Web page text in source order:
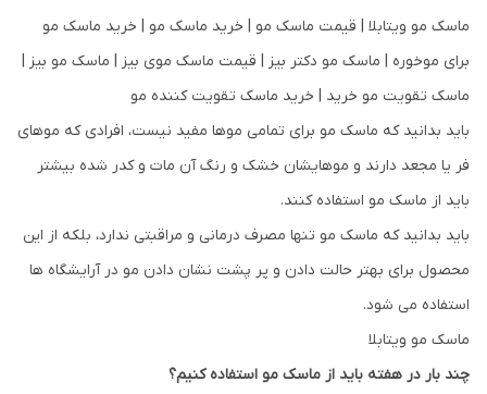
باید بدانید که ماسک مو برای تمامی موها مفید نیست، افرادی که موهای
فر یا مجعد دارند و موهایشان خشک و رنگ آن مات و کدر شده بیشتر
باید از ماسک مو استفاده کنند.
باید بدانید که ماسک مو تنها مصرف درمانی و مراقبتی ندارد، بلکه از این
محصول برای بهتر حالت دادن و پر پشت نشان دادن مو در آرایشگاه ها
استفاده می شود.
ماسک مو ویتابلا
چند بار در هفته باید از ماسک مو استفاده کنیم؟